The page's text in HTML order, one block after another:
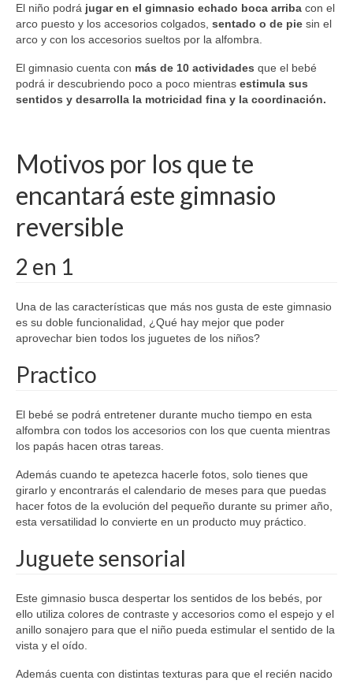
El niño podrá jugar en el gimnasio echado boca arriba con el
arco puesto y los accesorios colgados, sentado o de pie sin el
arco y con los accesorios sueltos por la alfombra.
El gimnasio cuenta con más de 10 actividades que el bebé
podrá ir descubriendo poco a poco mientras estimula sus
sentidos y desarrolla la motricidad fina y la coordinación.
Motivos por los que te
encantará este gimnasio
reversible
2 en 1
Una de las características que más nos gusta de este gimnasio
es su doble funcionalidad, ¿Qué hay mejor que poder
aprovechar bien todos los juguetes de los niños?
Practico
El bebé se podrá entretener durante mucho tiempo en esta
alfombra con todos los accesorios con los que cuenta mientras
los papás hacen otras tareas.
Además cuando te apetezca hacerle fotos, solo tienes que
girarlo y encontrarás el calendario de meses para que puedas
hacer fotos de la evolución del pequeño durante su primer año,
esta versatilidad lo convierte en un producto muy práctico.
Juguete sensorial
Este gimnasio busca despertar los sentidos de los bebés, por
ello utiliza colores de contraste y accesorios como el espejo y el
anillo sonajero para que el niño pueda estimular el sentido de la
vista y el oído.
Además cuenta con distintas texturas para que el recién nacido